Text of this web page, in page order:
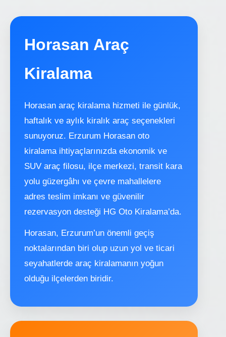
Horasan Araç
Kiralama
Horasan araç kiralama hizmeti ile günlük,
haftalık ve aylık kiralık araç seçenekleri
sunuyoruz. Erzurum Horasan oto
kiralama ihtiyaçlarınızda ekonomik ve
SUV araç filosu, ilçe merkezi, transit kara
yolu güzergâhı ve çevre mahallelere
adres teslim imkanı ve güvenilir
rezervasyon desteği HG Oto Kiralama’da.
Horasan, Erzurum’un önemli geçiş
noktalarından biri olup uzun yol ve ticari
seyahatlerde araç kiralamanın yoğun
olduğu ilçelerden biridir.